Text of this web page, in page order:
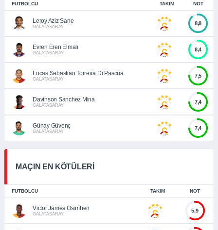
FUTBOLCU TAKIM NOT
Leroy Aziz Sane
GALATASARAY
8,8
Evren Eren Elmalı
GALATASARAY
8,4
Lucas Sebastian Torreira Di Pascua
GALATASARAY
7,5
Davinson Sanchez Mina
GALATASARAY
7,4
Günay Güvenç
GALATASARAY
7,4
MAÇIN EN KÖTÜLERİ
FUTBOLCU TAKIM NOT
Victor James Osimhen
GALATASARAY
5,9